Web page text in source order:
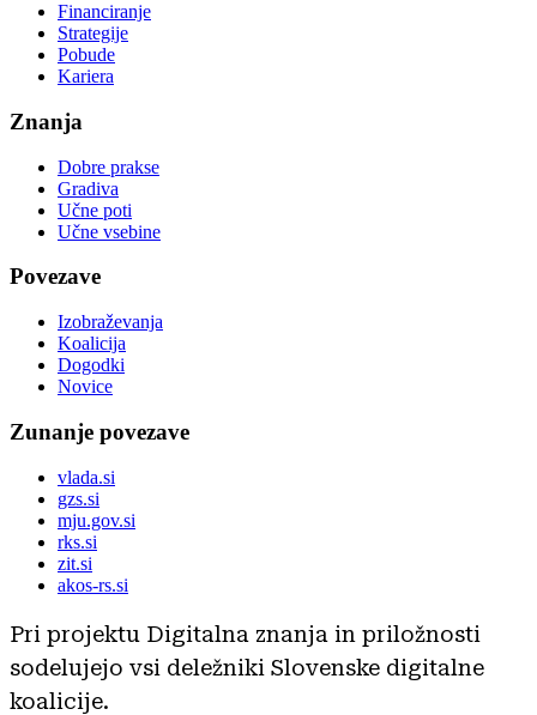
Financiranje
Strategije
Pobude
Kariera
Znanja
Dobre prakse
Gradiva
Učne poti
Učne vsebine
Povezave
Izobraževanja
Koalicija
Dogodki
Novice
Zunanje povezave
vlada.si
gzs.si
mju.gov.si
rks.si
zit.si
akos-rs.si
Pri projektu Digitalna znanja in priložnosti
sodelujejo vsi deležniki Slovenske digitalne
koalicije.